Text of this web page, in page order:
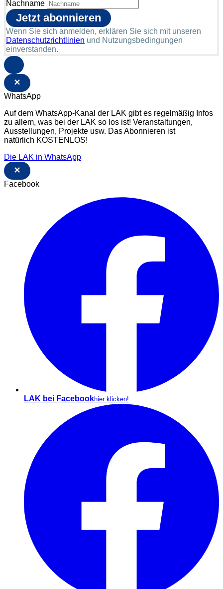
Nachname
Wenn Sie sich anmelden, erklären Sie sich mit unseren
Datenschutzrichtlinien und Nutzungsbedingungen
einverstanden.
×
WhatsApp
Auf dem WhatsApp-Kanal der LAK gibt es regelmäßig Infos
zu allem, was bei der LAK so los ist! Veranstaltungen,
Ausstellungen, Projekte usw. Das Abonnieren ist
natürlich KOSTENLOS!
Die LAK in WhatsApp
×
Facebook
LAK bei Facebookhier klicken!